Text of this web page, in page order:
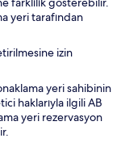
yeri tarafından
izin
yeri sahibinin
haklarıyla ilgili AB
yeri rezervasyon